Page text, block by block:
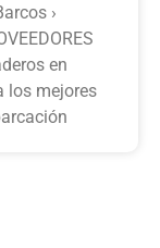
›
en
los mejores